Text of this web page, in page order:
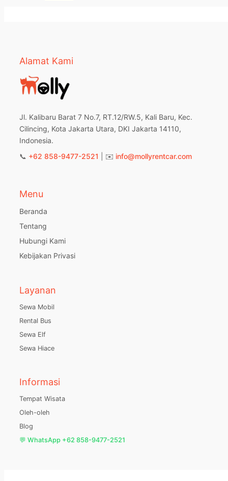
Alamat Kami
Jl. Kalibaru Barat 7 No.7, RT.12/RW.5, Kali Baru, Kec.
Cilincing, Kota Jakarta Utara, DKI Jakarta 14110,
Indonesia.
📞 +62 858-9477-2521 | ✉️ info@mollyrentcar.com
Menu
Beranda
Tentang
Hubungi Kami
Kebijakan Privasi
Layanan
Sewa Mobil
Rental Bus
Sewa Elf
Sewa Hiace
Informasi
Tempat Wisata
Oleh-oleh
Blog
💬 WhatsApp +62 858-9477-2521